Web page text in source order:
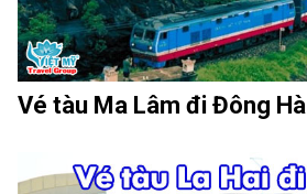
Vé tàu Ma Lâm đi Đông Hà